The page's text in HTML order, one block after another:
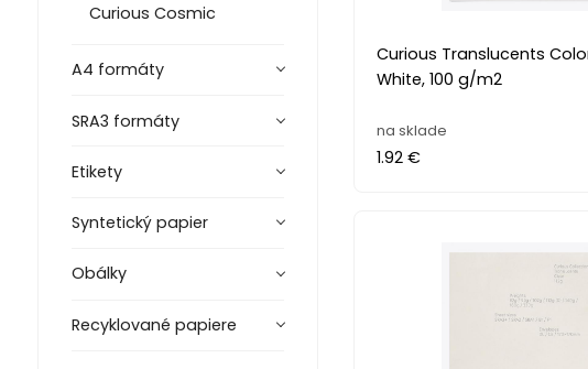
Curious Cosmic
A4 formáty
SRA3 formáty
Etikety
Syntetický papier
Obálky
Recyklované papiere
Curious Translucents
White, 100 g/m2
na sklade
1.92 €